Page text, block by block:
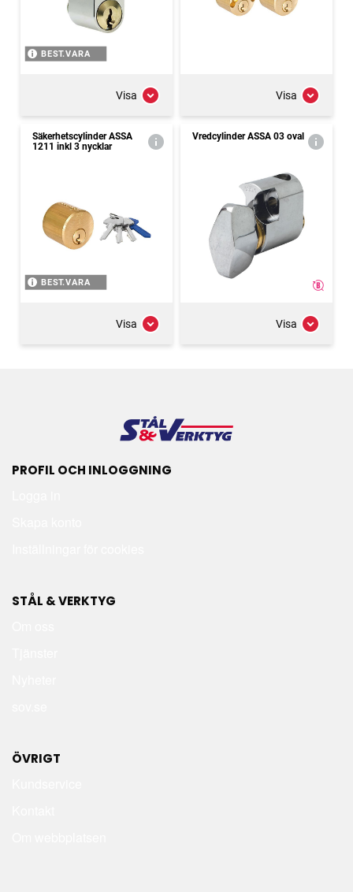
BEST.VARA
Visa Visa
Säkerhetscylinder ASSA
1211 inkl 3 nycklar
BEST.VARA
Visa
Vredcylinder ASSA 03 oval
Visa
PROFIL OCH INLOGGNING
STÅL & VERKTYG
ÖVRIGT